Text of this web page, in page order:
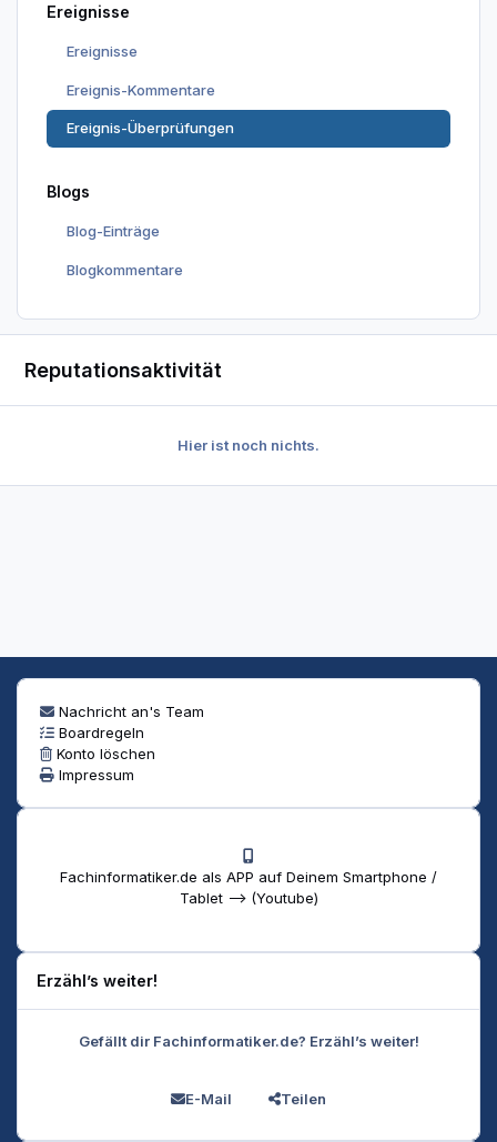
Ereignisse
Ereignisse
Ereignis-Kommentare
Ereignis-Überprüfungen
Blogs
Blog-Einträge
Blogkommentare
Reputationsaktivität
Hier ist noch nichts.
Nachricht an's Team
Boardregeln
Konto löschen
Impressum
Fachinformatiker.de als APP auf Deinem Smartphone /
Tablet --> (Youtube)
Erzähl’s weiter!
Gefällt dir Fachinformatiker.de? Erzähl’s weiter!
E-Mail Teilen